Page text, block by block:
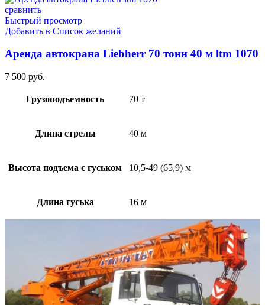
сравнить
Быстрый просмотр
Добавить в Список желаний
Аренда автокрана Liebherr 70 тонн 40 м ltm 1070
7 500 руб.
Грузоподъемность 70 т
Длина стрелы 40 м
Высота подъема с гуськом 10,5-49 (65,9) м
Длина гуська 16 м